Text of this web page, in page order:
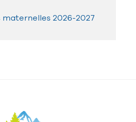
maternelles 2026-2027